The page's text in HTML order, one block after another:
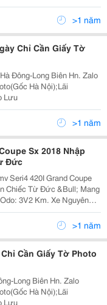
>1 năm
Chỉ Cần Giấy Tờ
Đông-Long Biên Hn. Zalo
Hà Nội);Lãi
Lưu
>1 năm
Sx 2018 Nhập
Đức
Seri4 420I Grand Coupe
Chiếc Từ Đức &Bull; Mang
3V2 Km. Xe Nguyên
Mọi Mặt Trận &Harr; Giá :
Long Biên Hn Hotline:...>1 năm
Cần Giấy Tờ Photo
Long Biên Hn. Zalo
Hà Nội);Lãi
Lưu